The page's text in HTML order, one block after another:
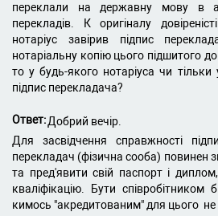
переклали на державну мову в
перекладів. К оригіналу
нотаріус завірив підпис
нотаріальну копію цього підшитого
то у будь-якого нотаріуса чи тільки
підпис перекладача?
Ответ:Добрий вечір.
Для засвідчення справжності
перекладач (фізична сооба) повинен
та пред'явити свій паспорт і
кваліфікацію. Бути
кимось "акредитованим" для цього не